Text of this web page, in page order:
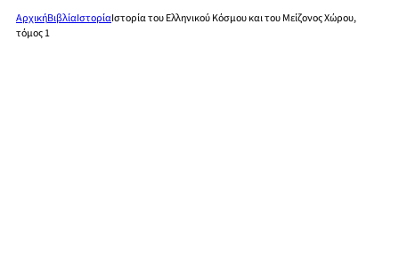
ΑρχικήΒιβλίαΙστορίαΙστορία του Ελληνικού Κόσμου και του Μείζονος Χώρου,
τόμος 1